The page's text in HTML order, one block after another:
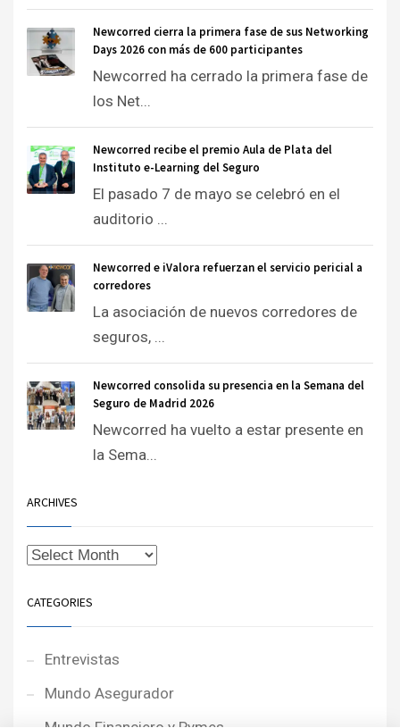
Newcorred cierra la primera fase de sus Networking
Days 2026 con más de 600 participantes
Newcorred ha cerrado la primera fase de
los Net...
Newcorred recibe el premio Aula de Plata del
Instituto e-Learning del Seguro
El pasado 7 de mayo se celebró en el
auditorio ...
Newcorred e iValora refuerzan el servicio pericial a
corredores
La asociación de nuevos corredores de
seguros, ...
Newcorred consolida su presencia en la Semana del
Seguro de Madrid 2026
Newcorred ha vuelto a estar presente en
la Sema...
ARCHIVES
CATEGORIES
Entrevistas
Mundo Asegurador